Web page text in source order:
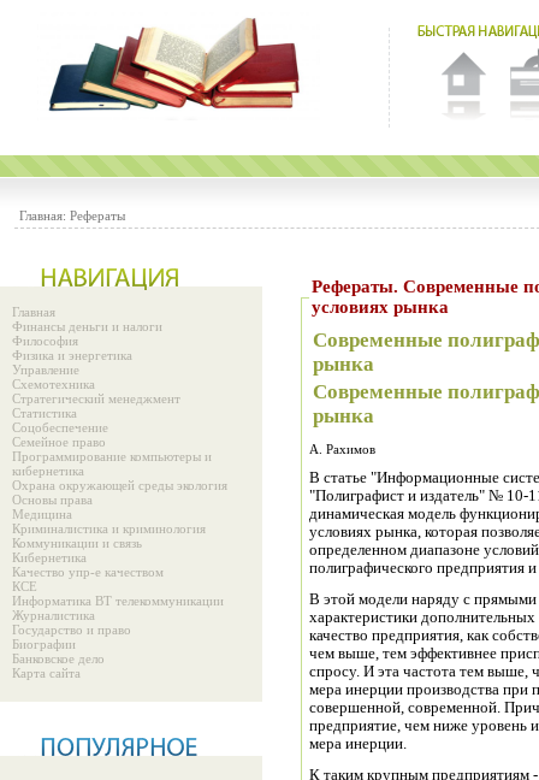
Главная: Рефераты
Главная
Финансы деньги и налоги
Философия
Физика и энергетика
Управление
Схемотехника
Стратегический менеджмент
Статистика
Соцобеспечение
Семейное право
Программирование компьютеры и
кибернетика
Охрана окружающей среды экология
Основы права
Медицина
Криминалистика и криминология
Коммуникации и связь
Кибернетика
Качество упр-е качеством
КСЕ
Информатика ВТ телекоммуникации
Журналистика
Государство и право
Биографии
Банковское дело
Карта сайта
Рефераты. Современные полиграфические технологии в
условиях рынка
Современные
рынка
Современные
рынка
А. Рахимов
В статье "Информационные
"Полиграфист и издатель" № 10-
динамическая модель
условиях рынка, которая
определенном диапазоне
полиграфического предприятия
В этой модели наряду с
характеристики
качество предприятия, как
чем выше, тем эффективнее
спросу. И эта частота тем выше,
мера инерции производства при
совершенной, современной.
предприятие, чем ниже уровень
мера инерции.
К таким крупным предприятиям -